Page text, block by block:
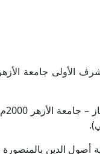
الأولى جامعة الأزهر
- درجة التخصص (الماجستير) في أصول الدين
أصول الدين بالمنصورة